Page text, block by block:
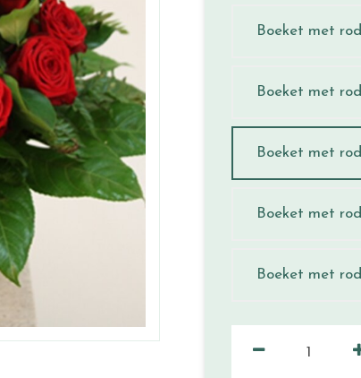
Boeket met
Boeket met
Boeket met
Boeket met
Boeket met